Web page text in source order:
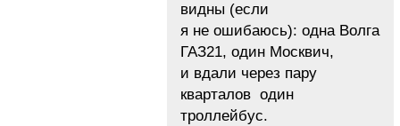
видны (если
я не ошибаюсь): одна Волга
ГАЗ21, один Москвич,
и вдали через пару
кварталов один
троллейбус.